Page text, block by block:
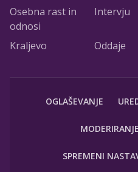
Osebna rast in
odnosi
Intervju
Kraljevo Oddaje
OGLAŠEVANJE
MODERIRANJE
SPREMENI